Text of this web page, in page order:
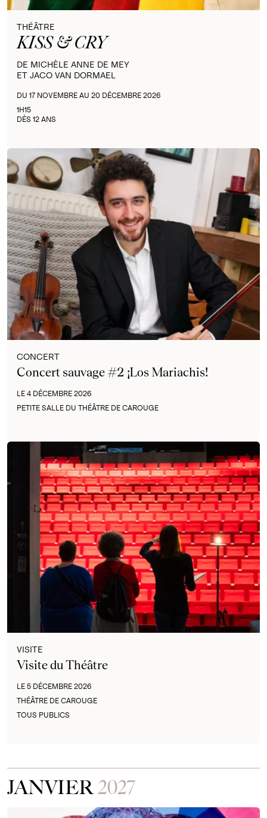
THÉÂTRE
KISS & CRY
DE MICHÈLE ANNE DE MEY
ET JACO VAN DORMAEL
DU 17 NOVEMBRE AU 20 DÉCEMBRE 2026
1H15
DÈS 12 ANS
CONCERT
Concert sauvage #2 ¡Los Mariachis!
LE 4 DÉCEMBRE 2026
PETITE SALLE DU THÉÂTRE DE CAROUGE
VISITE
Visite du Théâtre
LE 5 DÉCEMBRE 2026
THÉÂTRE DE CAROUGE
TOUS PUBLICS
JANVIER2027